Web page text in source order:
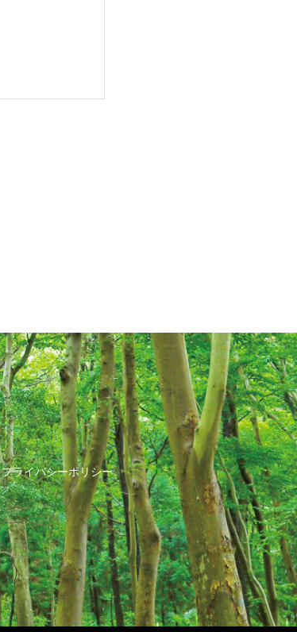
プライバシーポリシー